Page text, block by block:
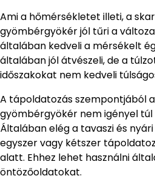
Ami a hőmérsékletet illeti, a
gyömbérgyökér jól tűri a
általában kedveli a mérsékelt
általában jól átvészeli, de a
időszakokat nem kedveli
A tápoldatozás szempontjából
gyömbérgyökér nem igényel
Általában elég a tavaszi és
egyszer vagy kétszer
alatt. Ehhez lehet használni
öntözőoldatokat.